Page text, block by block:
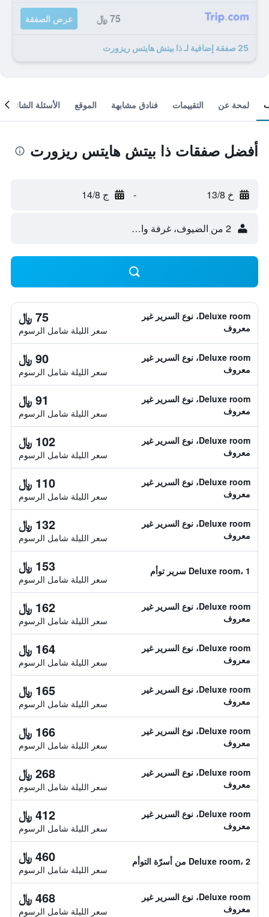
75 ﷼ عرض الصفقة
25 صفقة إضافية لـ ذا بيتش هايتس ريزورت
لمحة عن التقييمات فنادق مشابهة الموقع الأسئلة الشائعة
أفضل صفقات ذا بيتش هايتس ريزورت
خ 13/8 - ج 14/8
2 من الضيوف، غرفة واحدة
Deluxe room، نوع السرير غير
معروف
75 ﷼
سعر الليلة شامل الرسوم
Deluxe room، نوع السرير غير
معروف
90 ﷼
سعر الليلة شامل الرسوم
Deluxe room، نوع السرير غير
معروف
91 ﷼
سعر الليلة شامل الرسوم
Deluxe room، نوع السرير غير
معروف
102 ﷼
سعر الليلة شامل الرسوم
Deluxe room، نوع السرير غير
معروف
110 ﷼
سعر الليلة شامل الرسوم
Deluxe room، نوع السرير غير
معروف
132 ﷼
سعر الليلة شامل الرسوم
Deluxe room، 1 سرير توأم 153 ﷼
سعر الليلة شامل الرسوم
Deluxe room، نوع السرير غير
معروف
162 ﷼
سعر الليلة شامل الرسوم
Deluxe room، نوع السرير غير
معروف
164 ﷼
سعر الليلة شامل الرسوم
Deluxe room، نوع السرير غير
معروف
165 ﷼
سعر الليلة شامل الرسوم
Deluxe room، نوع السرير غير
معروف
166 ﷼
سعر الليلة شامل الرسوم
Deluxe room، نوع السرير غير
معروف
268 ﷼
سعر الليلة شامل الرسوم
Deluxe room، نوع السرير غير
معروف
412 ﷼
سعر الليلة شامل الرسوم
Deluxe room، 2 من أسرّة التوأم 460 ﷼
سعر الليلة شامل الرسوم
Deluxe room، نوع السرير غير
معروف
468 ﷼
سعر الليلة شامل الرسوم